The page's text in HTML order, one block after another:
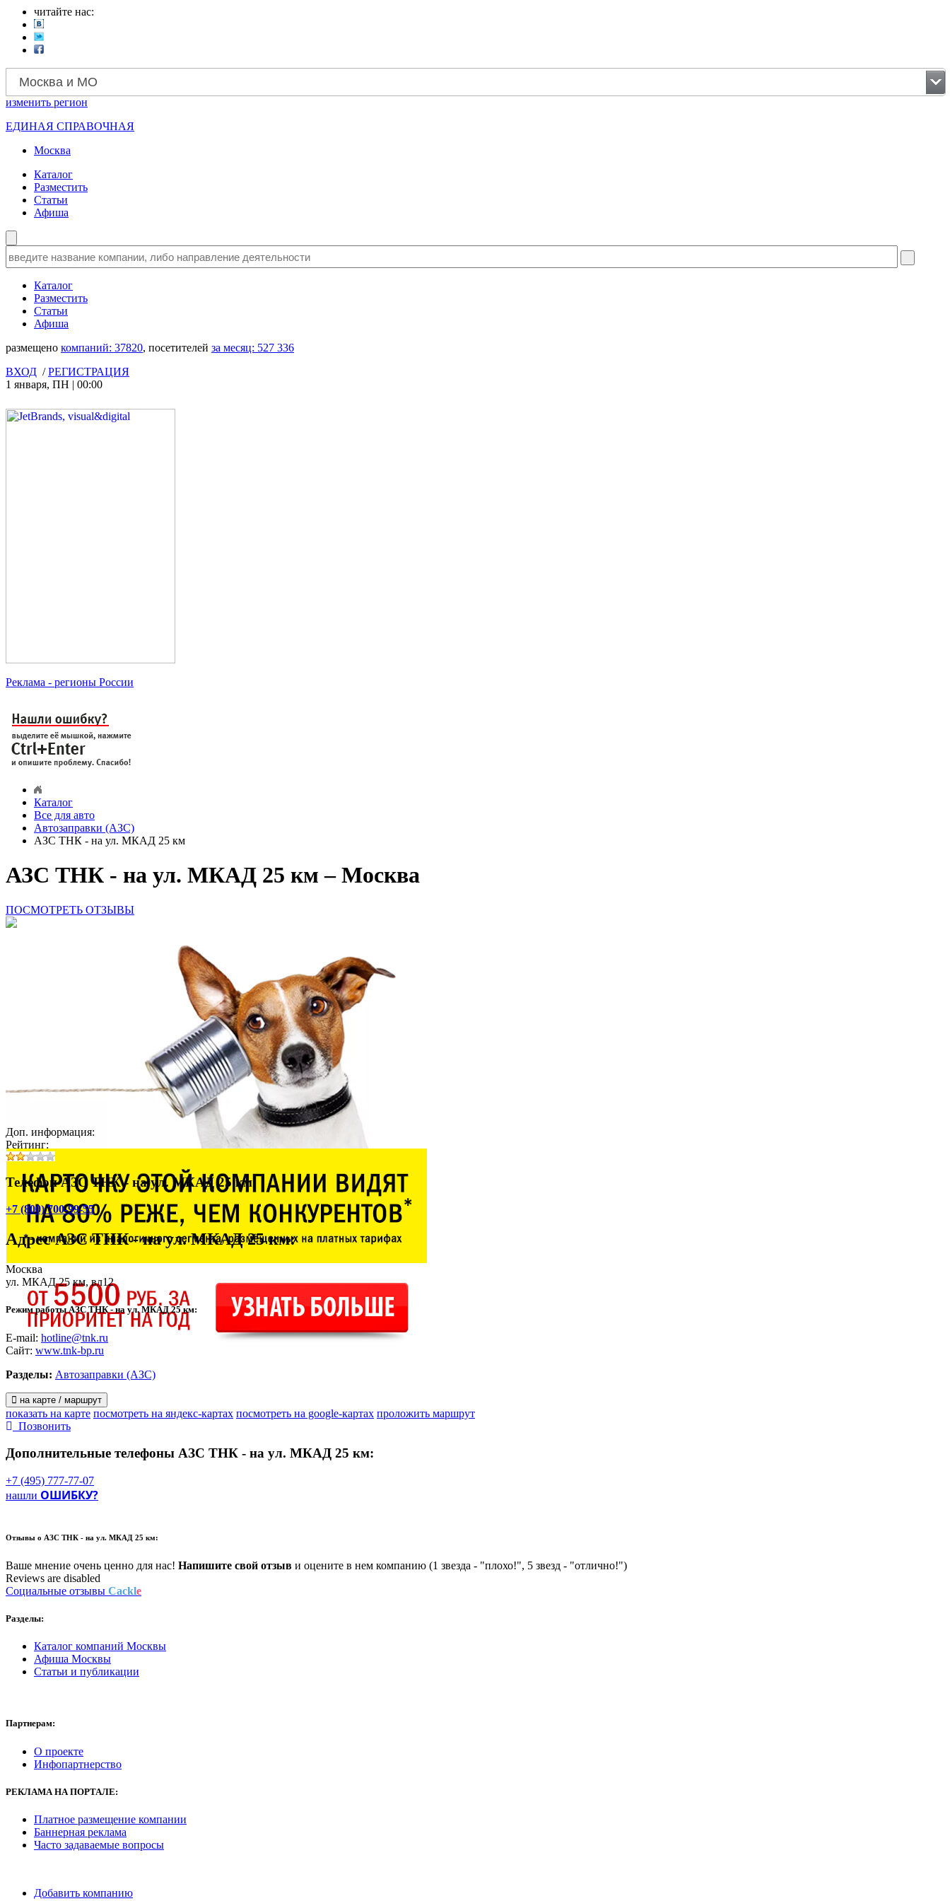
читайте нас:
Москва и МО
изменить регион
ЕДИНАЯ СПРАВОЧНАЯ
Москва
Каталог
Разместить
Статьи
Афиша
Каталог
Разместить
Статьи
Афиша
размещено компаний: 37820, посетителей за месяц: 527 336
ВХОД /РЕГИСТРАЦИЯ
1 января, ПН | 00:00
Реклама - регионы России
Каталог
Все для авто
Автозаправки (АЗС)
АЗС ТНК - на ул. МКАД 25 км
АЗС ТНК - на ул. МКАД 25 км – Москва
ПОСМОТРЕТЬ ОТЗЫВЫ
Доп. информация:
Рейтинг:
Телефон АЗС ТНК - на ул. МКАД 25 км:
+7 (800) 700-99-55
АдресАЗС ТНК - на ул. МКАД 25 км:
Москва
ул. МКАД 25 км, вл12
Режим работы АЗС ТНК - на ул. МКАД 25 км:
E-mail: hotline@tnk.ru
Сайт: www.tnk-bp.ru
Разделы: Автозаправки (АЗС)
на карте / маршрут
показать на карте посмотреть на яндекс-картах посмотреть на google-картах проложить маршрут
Позвонить
Дополнительные телефоны АЗС ТНК - на ул. МКАД 25 км:
+7 (495) 777-77-07
нашли ОШИБКУ?
Отзывы о АЗС ТНК - на ул. МКАД 25 км:
Ваше мнение очень ценно для нас! Напишите свой отзыв и оцените в нем компанию (1 звезда - "плохо!", 5 звезд - "отлично!")
Reviews are disabled
Социальные отзывы Cackle
Разделы:
Каталог компаний Москвы
Афиша Москвы
Статьи и публикации
Партнерам:
О проекте
Инфопартнерство
РЕКЛАМА НА ПОРТАЛЕ:
Платное размещение компании
Баннерная реклама
Часто задаваемые вопросы
Добавить компанию